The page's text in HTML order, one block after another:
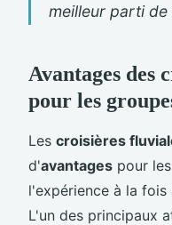
meilleur parti
Avantages des
pour les
Les croisières
d'avantages pour les
l'expérience à la
L'un des principaux